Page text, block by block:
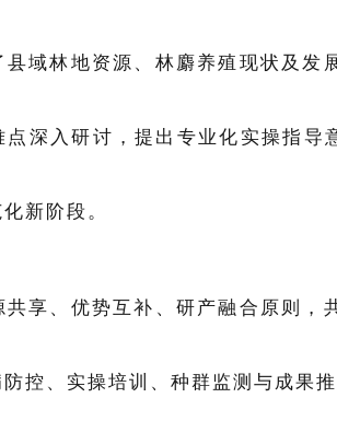
域林地资源、林麝养殖现状及
深入研讨，提出专业化实操指导
新阶段。
享、优势互补、研产融合原则
控、实操培训、种群监测与成果